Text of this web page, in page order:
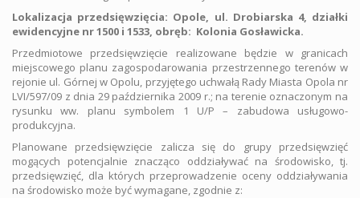
Lokalizacja przedsięwzięcia: Opole, ul. Drobiarska 4, działki
ewidencyjne nr 1500 i 1533, obręb: Kolonia Gosławicka.
Przedmiotowe przedsięwzięcie realizowane będzie w granicach
miejscowego planu zagospodarowania przestrzennego terenów w
rejonie ul. Górnej w Opolu, przyjętego uchwałą Rady Miasta Opola nr
LVI/597/09 z dnia 29 października 2009 r.; na terenie oznaczonym na
rysunku ww. planu symbolem 1 U/P – zabudowa usługowo-
produkcyjna.
Planowane przedsięwzięcie zalicza się do grupy przedsięwzięć
mogących potencjalnie znacząco oddziaływać na środowisko, tj.
przedsięwzięć, dla których przeprowadzenie oceny oddziaływania
na środowisko może być wymagane, zgodnie z: